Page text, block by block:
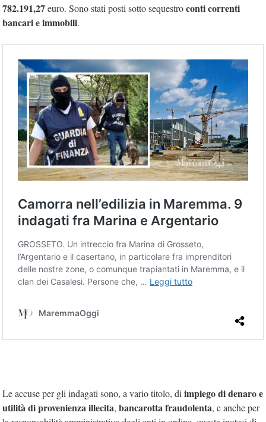
782.191,27euro. Sono stati posti sotto sequestroconti correnti
bancari e immobili.
Le accuse per gli indagati sono, a vario titolo, di impiego di denaro e
utilità di provenienza illecita, bancarotta fraudolenta, e anche per